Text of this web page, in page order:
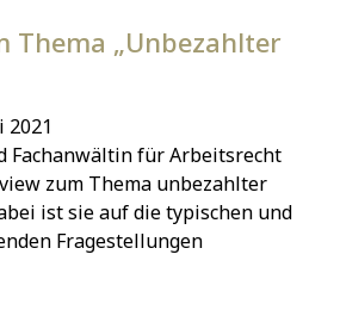
Thema „Unbezahlter
2021
Fachanwältin für Arbeitsrecht
zum Thema unbezahlter
ist sie auf die typischen und
Fragestellungen